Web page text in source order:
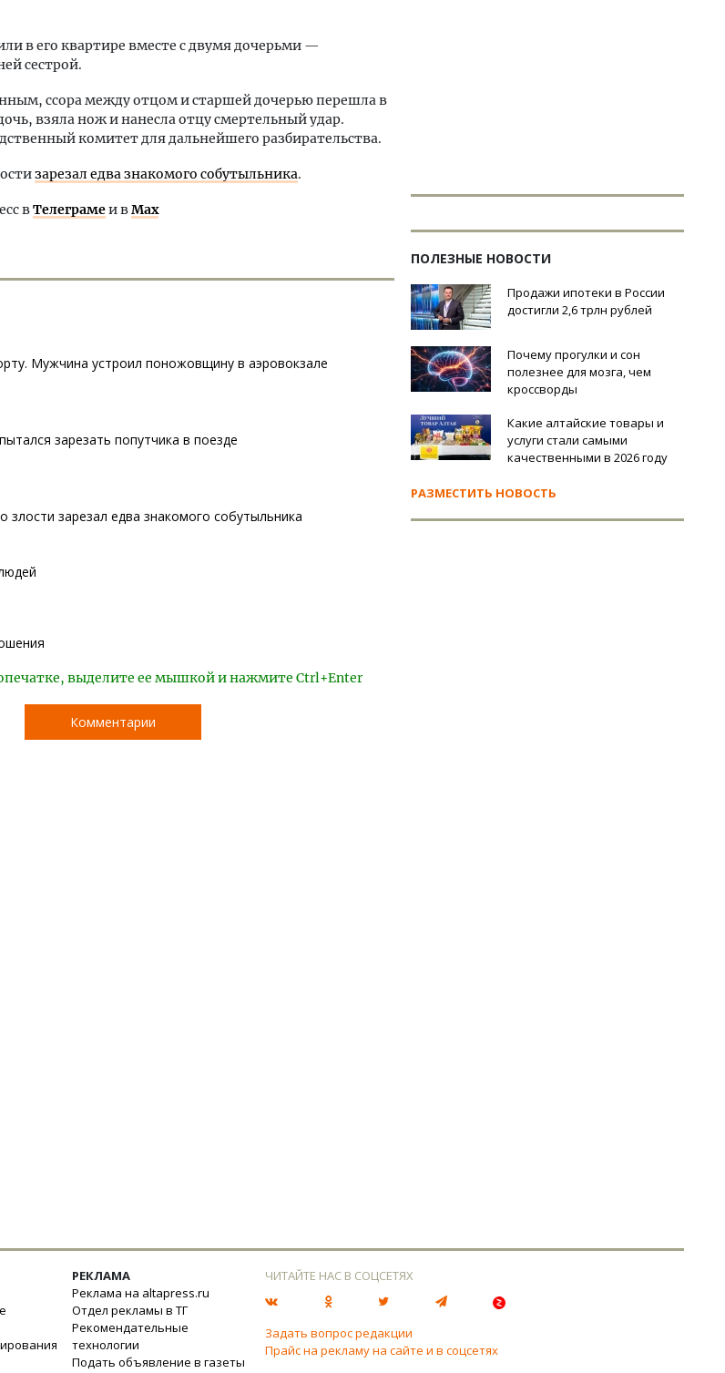
в его квартире вместе с двумя дочерьми —
сестрой.
ссора между отцом и старшей дочерью перешла в
взяла нож и нанесла отцу смертельный удар.
комитет для дальнейшего разбирательства.
зарезал едва знакомого собутыльника.
вТелеграмеи вMax
Мужчина устроил поножовщину в аэровокзале
зарезать попутчика в поезде
злости зарезал едва знакомого собутыльника
выделите ее мышкой и нажмите Ctrl+Enter
Комментарии
ПОЛЕЗНЫЕ НОВОСТИ
Продажи ипотеки в России
достигли 2,6 трлн рублей
Почему прогулки и сон
полезнее для мозга, чем
кроссворды
Какие алтайские товары и
услуги стали самыми
качественными в 2026 году
РАЗМЕСТИТЬ НОВОСТЬ
РЕКЛАМА
Реклама на altapress.ru
Отдел рекламы в ТГ
Рекомендательные
технологии
Подать объявление в газеты
ЧИТАЙТЕ НАС В СОЦСЕТЯХ
Задать вопрос редакции
Прайс на рекламу на сайте и в соцсетях